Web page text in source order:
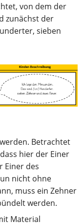
von dem der
zunächst der
sieben
Betrachtet
hier der Einer
Einer des
nicht ohne
muss ein Zehner
werden.
Material